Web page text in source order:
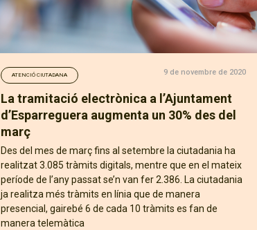
ATENCIÓ CIUTADANA 9 de novembre de 2020
La tramitació electrònica a l’Ajuntament
d’Esparreguera augmenta un 30% des del
març
Des del mes de març fins al setembre la ciutadania ha
realitzat 3.085 tràmits digitals, mentre que en el mateix
període de l’any passat se’n van fer 2.386. La ciutadania
ja realitza més tràmits en línia que de manera
presencial, gairebé 6 de cada 10 tràmits es fan de
manera telemàtica